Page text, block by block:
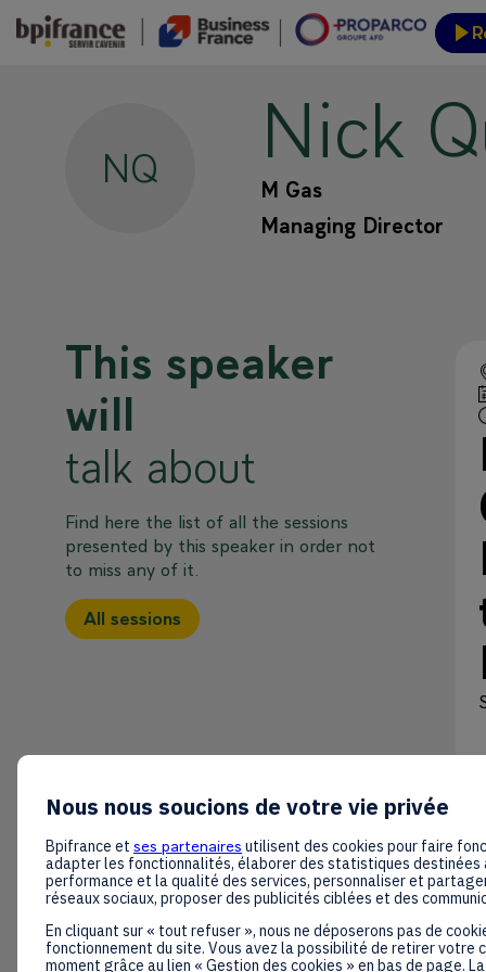
NQ Nick
M Gas
Managing Director
This speaker
will
talk about
Find here the list of all the sessions
presented by this speaker in order not
to miss any of it.
All sessions
Nous nous soucions de votre vie privée
Bpifrance et ses partenaires utilisent des cookies pour faire
adapter les fonctionnalités, élaborer des statistiques destinées
performance et la qualité des services, personnaliser et
réseaux sociaux, proposer des publicités ciblées et des
En cliquant sur « tout refuser », nous ne déposerons pas de
fonctionnement du site. Vous avez la possibilité de retirer votre
moment grâce au lien « Gestion des cookies » en bas de page.